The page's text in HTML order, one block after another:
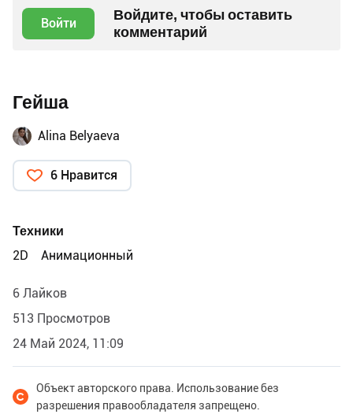
Войти
Войдите, чтобы оставить
комментарий
Гейша
Alina Belyaeva
6 Нравится
Техники
2D
Анимационный
6 Лайков
513 Просмотров
24 Май 2024, 11:09
Объект авторского права. Использование без
разрешения правообладателя запрещено.